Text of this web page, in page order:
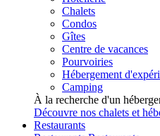
Chalets
Condos
Gîtes
Centre de vacances
Pourvoiries
Hébergement
Camping
À la recherche d'un
Découvre nos chalets et
Restaurants